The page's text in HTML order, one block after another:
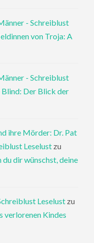
- Schreiblust
von Troja: A
- Schreiblust
Blind: Der Blick der
ihre Mörder: Dr. Pat
Leselust zu
du dir wünschst, deine
Leselust zu
verlorenen Kindes